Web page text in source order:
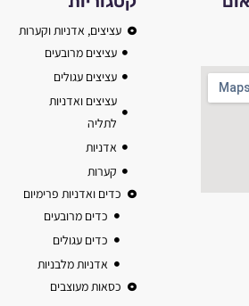
עציצים, אדניות וקערות
עציצים מרובעים
עציצים עגולים
עציצים ואדניות
לתליה
אדניות
קערות
כדים ואדניות פרימיום
כדים מרובעים
כדים עגולים
אדניות מלבניות
כסאות מעוצבים